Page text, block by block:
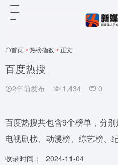
首页 • 热榜指数 • 正文
百度热搜
2年前发布 1,434 0
百度热搜共包含9个榜单，分别
电视剧榜、动漫榜、综艺榜、
收录时间： 2024-11-04